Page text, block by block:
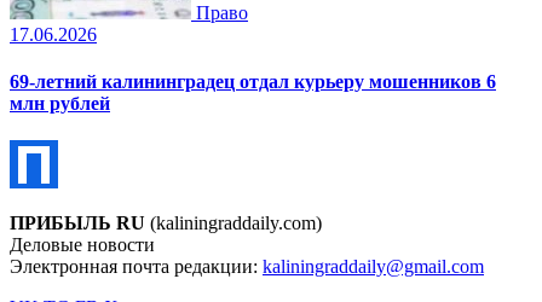
Право
17.06.2026
69-летний калининградец отдал курьеру мошенников 6
млн рублей
ПРИБЫЛЬ RU (kaliningraddaily.com)
Деловые новости
Электронная почта редакции: kaliningraddaily@gmail.com